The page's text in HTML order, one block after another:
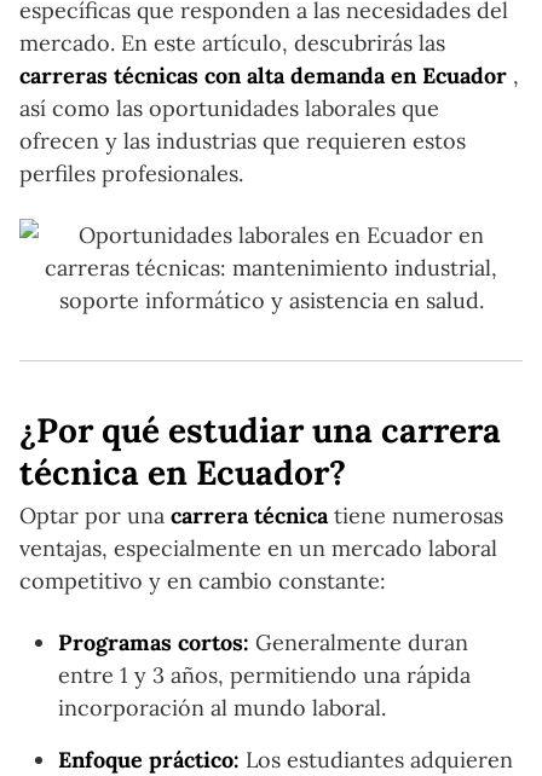
específicas que responden a las necesidades del
mercado. En este artículo, descubrirás las
carreras técnicas con alta demanda en Ecuador ,
así como las oportunidades laborales que
ofrecen y las industrias que requieren estos
perfiles profesionales.
¿Por qué estudiar una carrera
técnica en Ecuador?
Optar por una carrera técnicatiene numerosas
ventajas, especialmente en un mercado laboral
competitivo y en cambio constante:
Programas cortos: Generalmente duran
entre 1 y 3 años, permitiendo una rápida
incorporación al mundo laboral.
Enfoque práctico: Los estudiantes adquieren